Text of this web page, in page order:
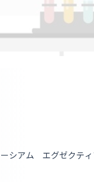
シアム エグゼクティ